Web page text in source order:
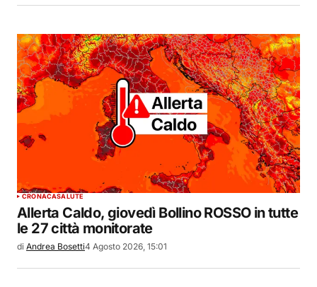
CRONACASALUTE
Allerta Caldo, giovedì Bollino ROSSO in tutte
le 27 città monitorate
di Andrea Bosetti4 Agosto 2026, 15:01